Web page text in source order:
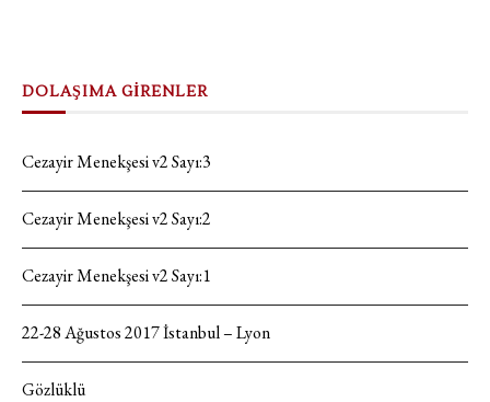
DOLAŞIMA GİRENLER
Cezayir Menekşesi v2 Sayı:3
Cezayir Menekşesi v2 Sayı:2
Cezayir Menekşesi v2 Sayı:1
22-28 Ağustos 2017 İstanbul – Lyon
Gözlüklü